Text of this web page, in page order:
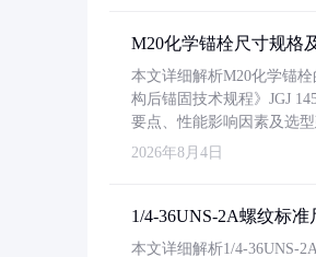
M20化学锚栓尺寸规格
本文详细解析M20化学锚
构后锚固技术规程》JGJ
要点、性能影响因素及选
2026年8月4日
1/4-36UNS-2A螺纹标准
本文详细解析1/4-36UNS-